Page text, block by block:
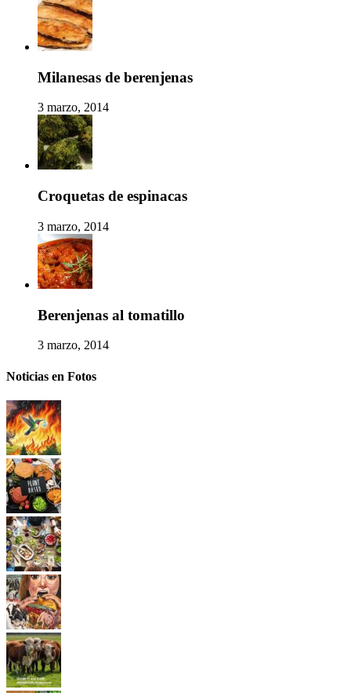
Milanesas de berenjenas
3 marzo, 2014
Croquetas de espinacas
3 marzo, 2014
Berenjenas al tomatillo
3 marzo, 2014
Noticias en Fotos